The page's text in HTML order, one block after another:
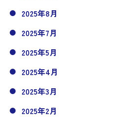
2025年8月
2025年7月
2025年5月
2025年4月
2025年3月
2025年2月